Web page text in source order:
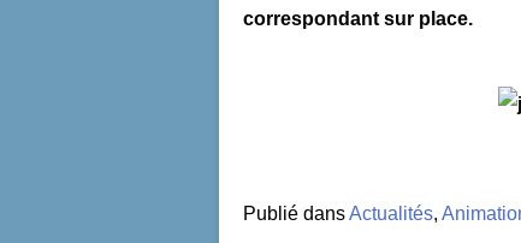
correspondant sur place.
Publié dansActualités,